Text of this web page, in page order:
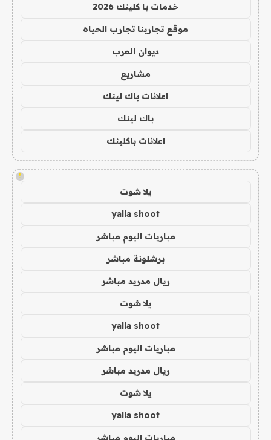
خدمات با كلينك 2026
موقع تجاربنا تجارب الحياه
ديوان العرب
مشاريع
اعلانات باك لينك
باك لينك
اعلانات باكلينك
!
يلا شوت
yalla shoot
مباريات اليوم مباشر
برشلونة مباشر
ريال مدريد مباشر
يلا شوت
yalla shoot
مباريات اليوم مباشر
ريال مدريد مباشر
يلا شوت
yalla shoot
مباريات اليوم مباشر